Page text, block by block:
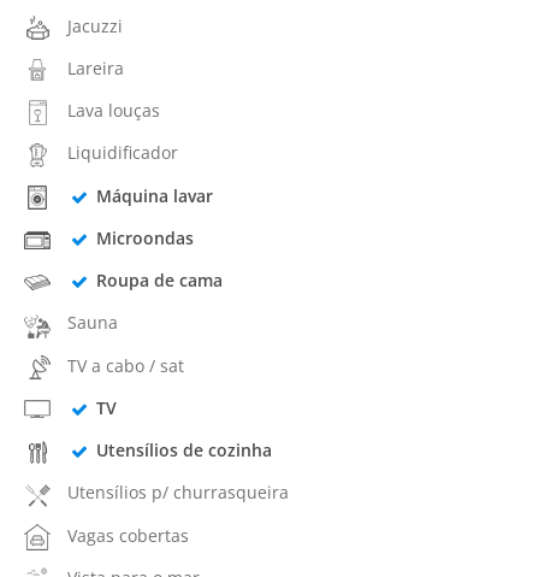
Jacuzzi
Lareira
Lava louças
Liquidificador
Máquina lavar
Microondas
Roupa de cama
Sauna
TV a cabo / sat
TV
Utensílios de cozinha
Utensílios p/ churrasqueira
Vagas cobertas